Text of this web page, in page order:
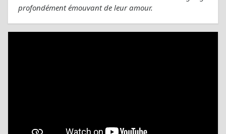
profondément émouvant de leur amour.